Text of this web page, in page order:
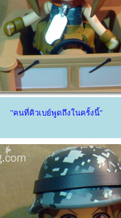
"คนที่คิวเบย์พูดถึงในครั้งนี้"